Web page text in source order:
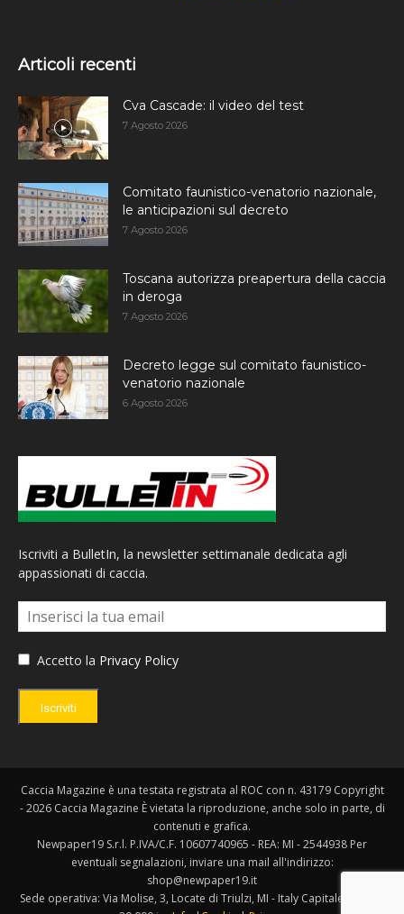
Articoli recenti
Cva Cascade: il video del test
7 Agosto 2026
Comitato faunistico-venatorio nazionale,
le anticipazioni sul decreto
7 Agosto 2026
Toscana autorizza preapertura della caccia
in deroga
7 Agosto 2026
Decreto legge sul comitato faunistico-
venatorio nazionale
6 Agosto 2026
Iscriviti a BulletIn, la newsletter settimanale dedicata agli
appassionati di caccia.
Accetto la Privacy Policy
Iscriviti
Caccia Magazine è una testata registrata al ROC con n. 43179 Copyright
- 2026 Caccia Magazine È vietata la riproduzione, anche solo in parte, di
contenuti e grafica.
Newpaper19 S.r.l. P.IVA/C.F. 10607740965 - REA: MI - 2544938 Per
eventuali segnalazioni, inviare una mail all'indirizzo:
shop@newpaper19.it
Sede operativa: Via Molise, 3, Locate di Triulzi, MI - Italy Capitale Sociale: